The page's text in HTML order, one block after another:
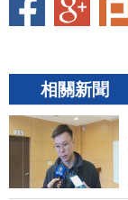
相關新聞